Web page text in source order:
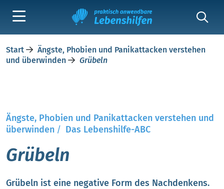
Start
Ängste, Phobien und Panikattacken verstehen
und überwinden
Grübeln
Ängste, Phobien und Panikattacken verstehen und
überwinden / Das Lebenshilfe-ABC
Grübeln
Grübeln ist eine negative Form des Nachdenkens.